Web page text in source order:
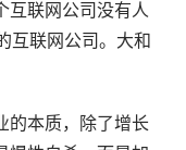
互联网公司没有人
互联网公司。大和
的本质，除了增长